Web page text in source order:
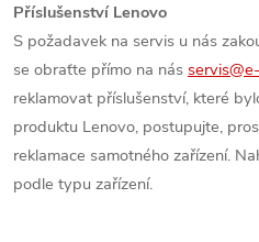
Příslušenství Lenovo
S požadavek na servis u nás
se obraťte přímo na nás
reklamovat příslušenství, které
produktu Lenovo, postupujte,
reklamace samotného zařízení.
podle typu zařízení.